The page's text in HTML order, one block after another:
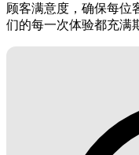
顾客满意度，确保每位
们的每一次体验都充满